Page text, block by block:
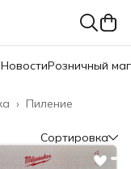
НовостиРозничный
Пиление
›
Сортировка